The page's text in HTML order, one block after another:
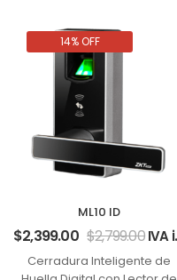
14% OFF
ML10 ID
$2,399.00 $2,799.00IVA incluido
Cerradura Inteligente de